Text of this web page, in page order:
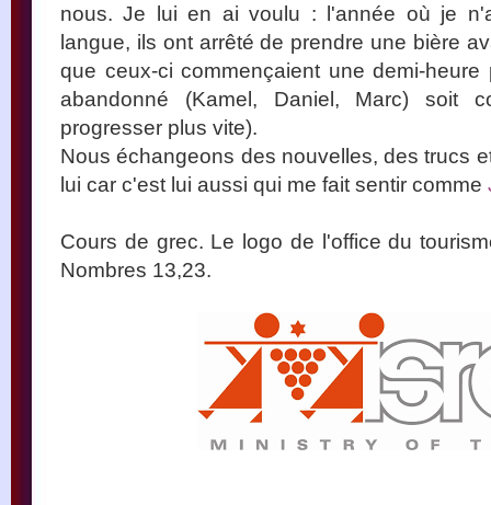
nous. Je lui en ai voulu : l'année où je
langue, ils ont arrêté de prendre une bière
que ceux-ci commençaient une demi-
abandonné (Kamel, Daniel, Marc) soit
progresser plus vite).
Nous échangeons des nouvelles, des trucs
lui car c'est lui aussi qui me fait sentir comme
Cours de grec. Le logo de l'office du
Nombres 13,23.